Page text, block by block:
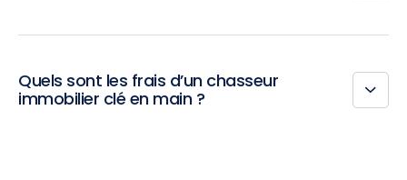
Quels sont les frais d’un chasseur
immobilier clé en main ?